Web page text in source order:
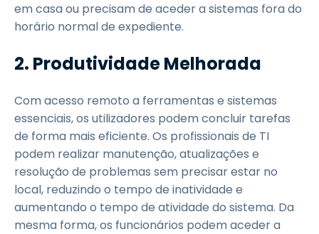
em casa ou precisam de aceder a sistemas fora do
horário normal de expediente.
2. Produtividade Melhorada
Com acesso remoto a ferramentas e sistemas
essenciais, os utilizadores podem concluir tarefas
de forma mais eficiente. Os profissionais de TI
podem realizar manutenção, atualizações e
resolução de problemas sem precisar estar no
local, reduzindo o tempo de inatividade e
aumentando o tempo de atividade do sistema. Da
mesma forma, os funcionários podem aceder a